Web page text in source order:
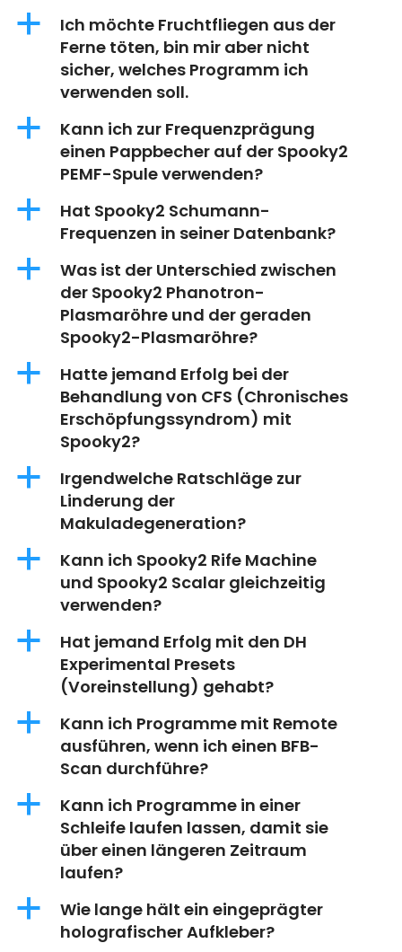
a
Ich möchte Fruchtfliegen aus der
Ferne töten, bin mir aber nicht
sicher, welches Programm ich
verwenden soll.
a
Kann ich zur Frequenzprägung
einen Pappbecher auf der Spooky2
PEMF-Spule verwenden?
a
Hat Spooky2 Schumann-
Frequenzen in seiner Datenbank?
a
Was ist der Unterschied zwischen
der Spooky2 Phanotron-
Plasmaröhre und der geraden
Spooky2-Plasmaröhre?
a
Hatte jemand Erfolg bei der
Behandlung von CFS (Chronisches
Erschöpfungssyndrom) mit
Spooky2?
a
Irgendwelche Ratschläge zur
Linderung der
Makuladegeneration?
a
Kann ich Spooky2 Rife Machine
und Spooky2 Scalar gleichzeitig
verwenden?
a
Hat jemand Erfolg mit den DH
Experimental Presets
(Voreinstellung) gehabt?
a
Kann ich Programme mit Remote
ausführen, wenn ich einen BFB-
Scan durchführe?
a
Kann ich Programme in einer
Schleife laufen lassen, damit sie
über einen längeren Zeitraum
laufen?
a
Wie lange hält ein eingeprägter
holografischer Aufkleber?